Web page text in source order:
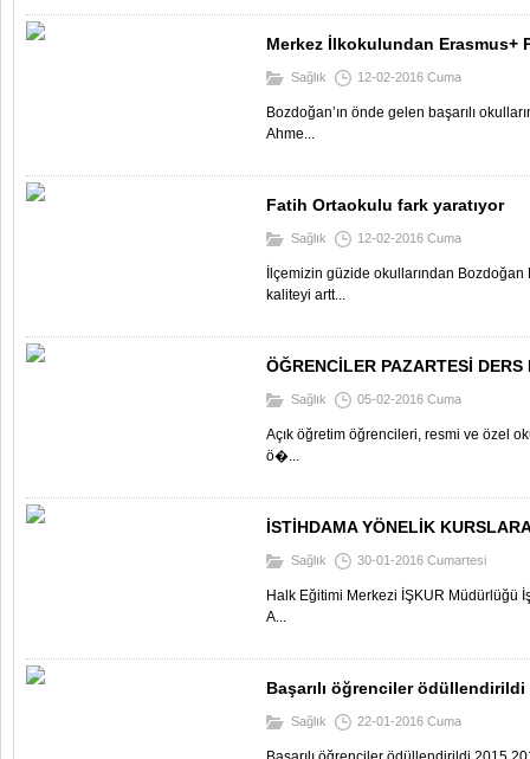
Merkez İlkokulundan Erasmus+
Sağlık 12-02-2016 Cuma
Bozdoğan’ın önde gelen başarılı
Ahme...
Fatih Ortaokulu fark yaratıyor
Sağlık 12-02-2016 Cuma
İlçemizin güzide okullarından
kaliteyi artt...
ÖĞRENCİLER PAZARTESİ DERS
Sağlık 05-02-2016 Cuma
Açık öğretim öğrencileri, resmi ve özel
ö�...
İSTİHDAMA YÖNELİK
Sağlık 30-01-2016 Cumartesi
Halk Eğitimi Merkezi İŞKUR Müdürlüğü
A...
Başarılı öğrenciler ödüllendirildi
Sağlık 22-01-2016 Cuma